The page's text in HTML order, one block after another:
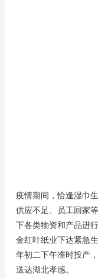
疫情期间，恰逢湿巾
供应不足、员工回家
下各类物资和产品进
金红叶纸业下达紧急
年初二下午准时投产
送达湖北孝感。